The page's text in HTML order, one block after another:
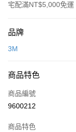
宅配滿NT$5,000免運
信用卡一次付款
LINE Pay
Apple Pay
品牌
3M
商品特色
商品編號
9600212
商品特色